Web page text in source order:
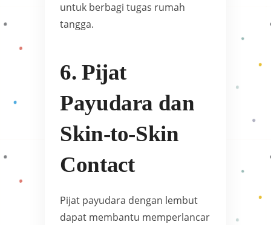
untuk berbagi tugas rumah
tangga.
6. Pijat
Payudara dan
Skin-to-Skin
Contact
Pijat payudara dengan lembut
dapat membantu memperlancar